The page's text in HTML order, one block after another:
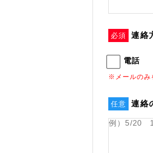
必須 連絡
電話
※メールのみ
任意 連絡